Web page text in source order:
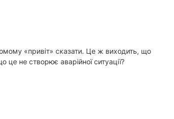
«привіт» сказати. Це ж виходить, що
це не створює аварійної ситуації?